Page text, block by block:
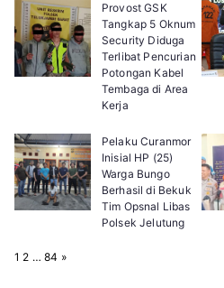
Provost GSK
Tangkap 5 Oknum
Security Diduga
Terlibat Pencurian
Potongan Kabel
Tembaga di Area
Kerja
Pelaku Curanmor
Inisial HP (25)
Warga Bungo
Berhasil di Bekuk
Tim Opsnal Libas
Polsek Jelutung
P1 2 … 84 N
»